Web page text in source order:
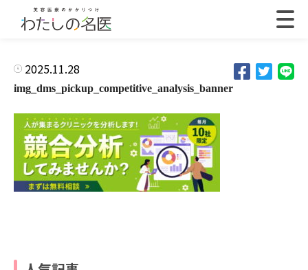
2025.11.28
img_dms_pickup_competitive_analysis_banner